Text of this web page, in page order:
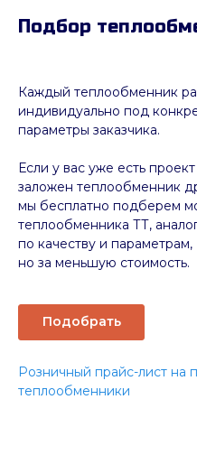
Подбор
Подобрать
Каждый теплообменник
индивидуально под
параметры заказчика.
Если у вас уже есть
заложен теплообменник
мы бесплатно подберем
теплообменника ТТ,
по качеству и параметрам,
но за меньшую стоимость.
Розничный прайс-лист на
теплообменники